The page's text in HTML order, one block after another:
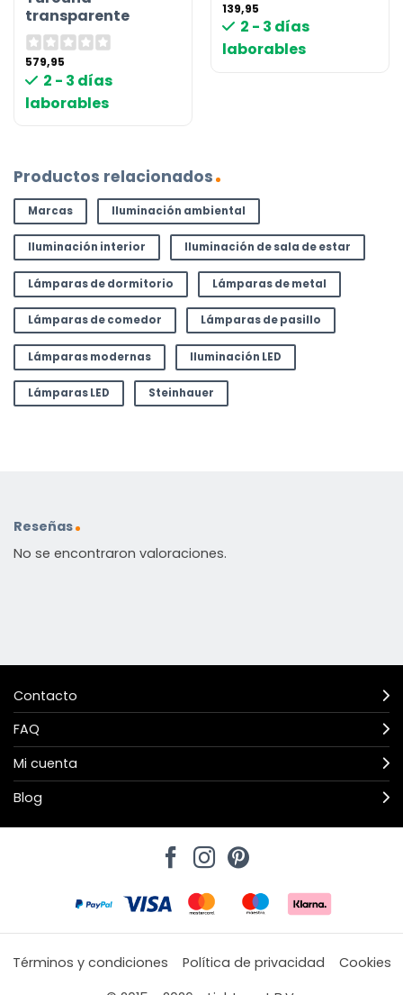
transparente
579,95
2 - 3 días
laborables
139,95
2 - 3 días
laborables
Productos relacionados
Marcas Iluminación ambiental
Iluminación interior Iluminación de sala de estar
Lámparas de dormitorio Lámparas de metal
Lámparas de comedor Lámparas de pasillo
Lámparas modernas Iluminación LED
Lámparas LED Steinhauer
Reseñas
No se encontraron valoraciones.
Contacto
FAQ
Mi cuenta
Blog
Términos y condiciones Política de privacidad
Cookies